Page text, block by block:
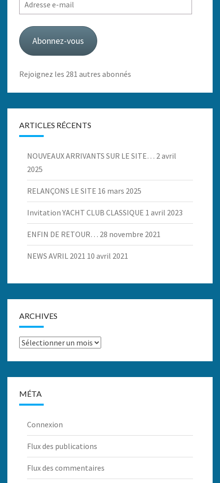
e-
mail
Abonnez-vous
Rejoignez les 281 autres abonnés
ARTICLES RÉCENTS
NOUVEAUX ARRIVANTS SUR LE SITE… 2 avril
2025
RELANÇONS LE SITE 16 mars 2025
Invitation YACHT CLUB CLASSIQUE 1 avril 2023
ENFIN DE RETOUR… 28 novembre 2021
NEWS AVRIL 2021 10 avril 2021
ARCHIVES
Archives
MÉTA
Connexion
Flux des publications
Flux des commentaires